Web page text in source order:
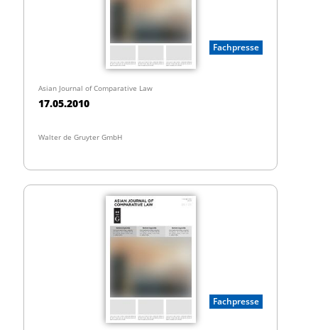
Fachpresse
Asian Journal of Comparative Law
17.05.2010
Walter de Gruyter GmbH
Fachpresse